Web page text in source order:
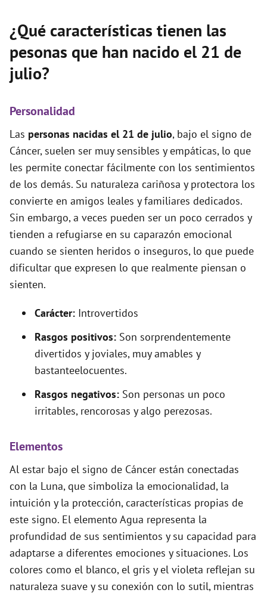
¿Qué características tienen las
pesonas que han nacido el 21 de
julio?
Personalidad
Las personas nacidas el 21 de julio, bajo el signo de
Cáncer, suelen ser muy sensibles y empáticas, lo que
les permite conectar fácilmente con los sentimientos
de los demás. Su naturaleza cariñosa y protectora los
convierte en amigos leales y familiares dedicados.
Sin embargo, a veces pueden ser un poco cerrados y
tienden a refugiarse en su caparazón emocional
cuando se sienten heridos o inseguros, lo que puede
dificultar que expresen lo que realmente piensan o
sienten.
Carácter: Introvertidos
Rasgos positivos: Son sorprendentemente
divertidos y joviales, muy amables y
bastanteelocuentes.
Rasgos negativos: Son personas un poco
irritables, rencorosas y algo perezosas.
Elementos
Al estar bajo el signo de Cáncer están conectadas
con la Luna, que simboliza la emocionalidad, la
intuición y la protección, características propias de
este signo. El elemento Agua representa la
profundidad de sus sentimientos y su capacidad para
adaptarse a diferentes emociones y situaciones. Los
colores como el blanco, el gris y el violeta reflejan su
naturaleza suave y su conexión con lo sutil, mientras